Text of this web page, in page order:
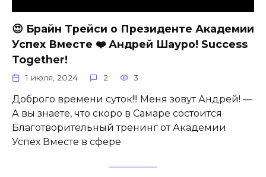
😍 Брайн Трейси о Президенте Академии
Успех Вместе ❤️ Андрей Шауро! Success
Together!
1 июля, 2024 2 3
Доброго времени суток!!! Меня зовут Андрей! —
А вы знаете, что скоро в Самаре состоится
Благотворительный тренинг от Академии
Успех Вместе в сфере